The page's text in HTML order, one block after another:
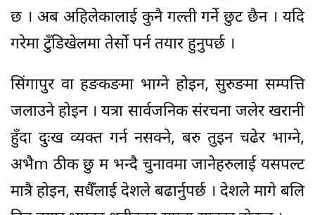
छ । अब अहिलेकालाई कुनै गल्ती गर्ने छुट छैन । यदि
गरेमा टुँडिखेलमा तेर्सो पर्न तयार हुनुपर्छ ।
सिंगापुर वा हङकङमा भाग्ने होइन, सुरुङमा सम्पत्ति
जलाउने होइन । यत्रा सार्वजनिक संरचना जलेर खरानी
हुँदा दुःख व्यक्त गर्न नसक्ने, बरु तुइन चढेर भाग्ने,
अभैm ठीक छु म भन्दै चुनावमा जानेहरुलाई यसपल्ट
मात्रै होइन, सधैँलाई देशले बढार्नुपर्छ । देशले मागे बलि